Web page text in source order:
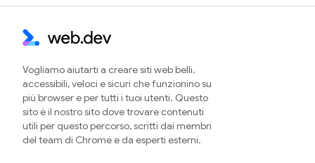
Vogliamo aiutarti a creare siti web belli,
accessibili, veloci e sicuri che funzionino su
più browser e per tutti i tuoi utenti. Questo
sito è il nostro sito dove trovare contenuti
utili per questo percorso, scritti dai membri
del team di Chrome e da esperti esterni.